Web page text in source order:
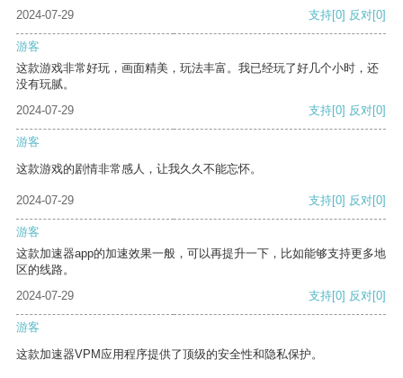
2024-07-29 支持[0] 反对[0]
游客
这款游戏非常好玩，画面精美，玩法丰富。我已经玩了好几个小时，还
没有玩腻。
2024-07-29
支持[0] 反对[0]
游客
这款游戏的剧情非常感人，让我久久不能忘怀。
2024-07-29 支持[0] 反对[0]
游客
这款加速器app的加速效果一般，可以再提升一下，比如能够支持更多地
区的线路。
2024-07-29
支持[0] 反对[0]
游客
这款加速器VPM应用程序提供了顶级的安全性和隐私保护。